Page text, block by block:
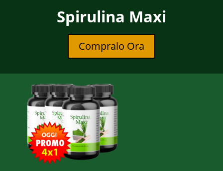
Spirulina Maxi
Compralo Ora
Spirulina Maxi
Compralo Ora